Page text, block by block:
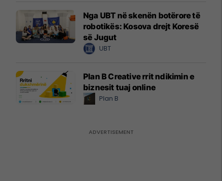
Nga UBT në skenën botërore të
robotikës: Kosova drejt Koresë
së Jugut
UBT
Plan B Creative rrit ndikimin e
biznesit tuaj online
Plan B